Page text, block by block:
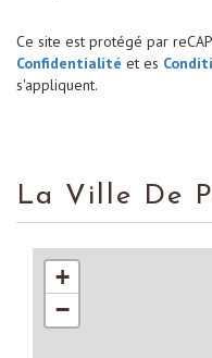
Ce site est protégé par
Confidentialité et es
s'appliquent.
La Ville De
+
−